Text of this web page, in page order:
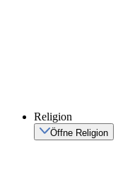
Religion
Öffne Religion